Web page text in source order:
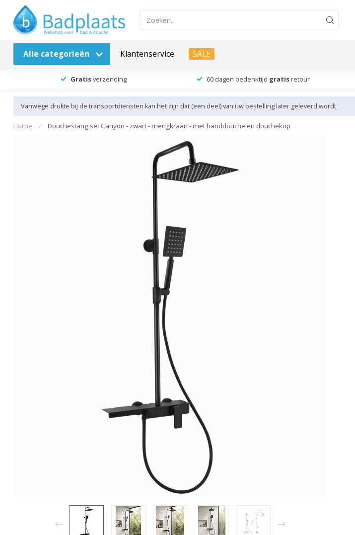
Alle categorieën Klantenservice SALE
Gratisverzending 60 dagen bedenktijd gratis retour
Vanwege drukte bij de transportdiensten kan het zijn dat (een deel) van uw bestelling later geleverd wordt
Home / Douchestang set Canyon - zwart - mengkraan - met handdouche en douchekop